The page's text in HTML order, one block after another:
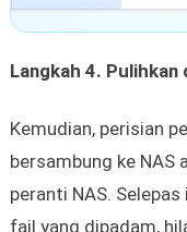
Langkah 4. Pulihkan
Kemudian, perisian
bersambung ke NAS
peranti NAS.
fail yang dipadam,